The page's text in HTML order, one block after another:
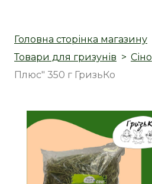
Головна сторінка магазину
Товари для гризунів
Сіно
Плюс" 350 г ГризьКо